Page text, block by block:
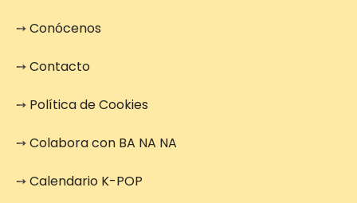
➙Conócenos
➙Contacto
➙ Política de Cookies
➙Colabora con BA NA NA
➙Calendario K-POP